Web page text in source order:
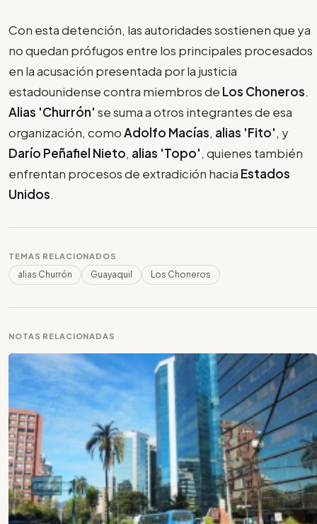
Con esta detención, las autoridades sostienen que ya
no quedan prófugos entre los principales procesados
en la acusación presentada por la justicia
estadounidense contra miembros de Los Choneros.
Alias 'Churrón' se suma a otros integrantes de esa
organización, comoAdolfo Macías, alias 'Fito', y
Darío Peñafiel Nieto, alias 'Topo', quienes también
enfrentan procesos de extradición hacia Estados
Unidos.
TEMAS RELACIONADOS
alias Churrón Guayaquil Los Choneros
NOTAS RELACIONADAS